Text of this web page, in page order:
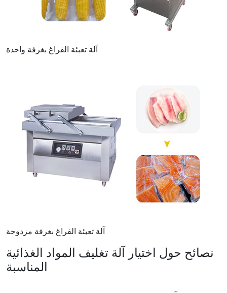
آلة تعبئة الفراغ بغرفة واحدة
آلة تعبئة الفراغ بغرفة مزدوجة
نصائح حول اختيار آلة تغليف المواد الغذائية
المناسبة